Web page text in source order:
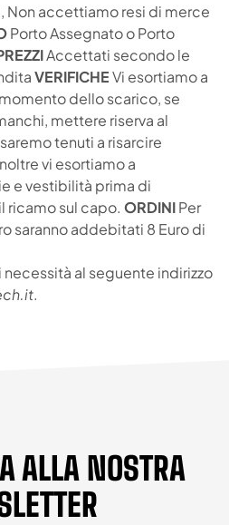
Non accettiamo resi di merce
Porto Assegnato o Porto
Accettati secondo le
VERIFICHEVi esortiamo a
dello scarico, se
mettere riserva al
tenuti a risarcire
vi esortiamo a
e vestibilità prima di
ricamo sul capo.ORDINIPer
saranno addebitati 8 Euro di
necessità al seguente indirizzo
.
ALLA NOSTRA